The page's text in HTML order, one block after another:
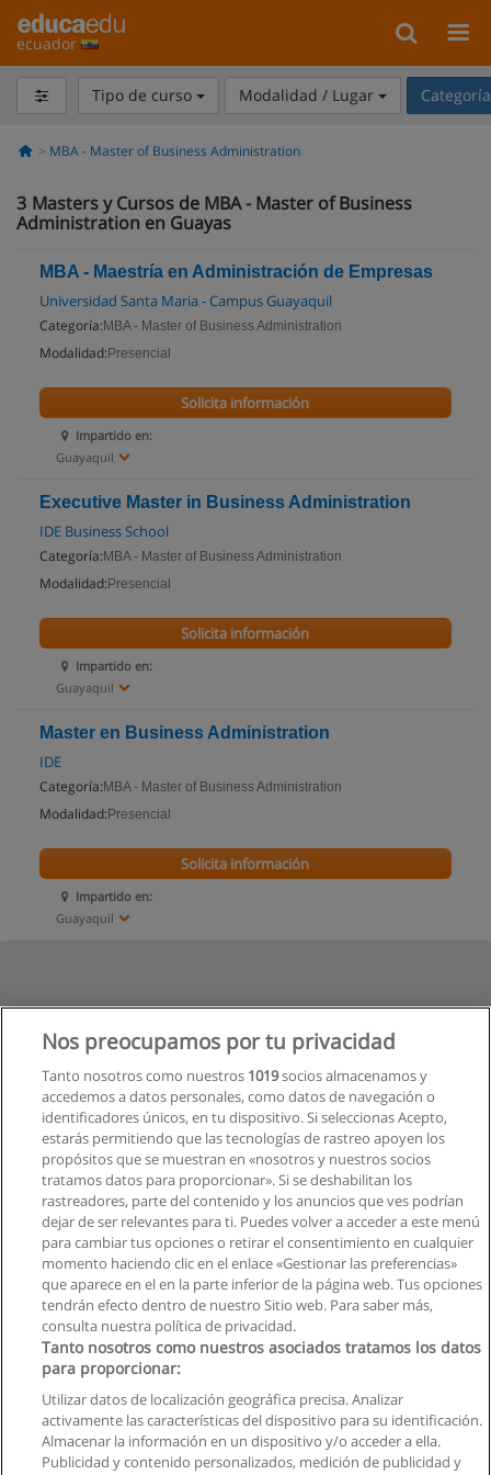
ecuador
Tipo de curso Modalidad / Lugar
MBA - Master of Business Administration
3 Masters y Cursos de MBA - Master of Business
Administration en Guayas
MBA - Maestría en Administración de Empresas
Universidad Santa Maria - Campus Guayaquil
Categoría: MBA - Master of Business Administration
Modalidad: Presencial
Impartido en:
Guayaquil
Solicita información
Executive Master in Business Administration
IDE Business School
Categoría: MBA - Master of Business Administration
Modalidad: Presencial
Impartido en:
Guayaquil
Solicita información
Master en Business Administration
IDE
Categoría: MBA - Master of Business Administration
Modalidad: Presencial
Impartido en:
Guayaquil
Solicita información
Reglas de uso
Nos preocupamos por tu privacidad
Tanto nosotros como nuestros 1019socios almacenamos y
accedemos a datos personales, como datos de navegación o
identificadores únicos, en tu dispositivo. Si seleccionas Acepto,
estarás permitiendo que las tecnologías de rastreo apoyen los
propósitos que se muestran en «nosotros y nuestros socios
tratamos datos para proporcionar». Si se deshabilitan los
rastreadores, parte del contenido y los anuncios que ves podrían
dejar de ser relevantes para ti. Puedes volver a acceder a este menú
para cambiar tus opciones o retirar el consentimiento en cualquier
momento haciendo clic en el enlace «Gestionar las preferencias»
que aparece en el en la parte inferior de la página web. Tus opciones
tendrán efecto dentro de nuestro Sitio web. Para saber más,
consulta nuestra política de privacidad.
Tanto nosotros como nuestros asociados tratamos los datos
para proporcionar:
Utilizar datos de localización geográfica precisa. Analizar
activamente las características del dispositivo para su identificación.
Almacenar la información en un dispositivo y/o acceder a ella.
Publicidad y contenido personalizados, medición de publicidad y